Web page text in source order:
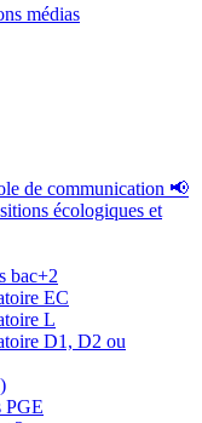
médias
de communication 📢
écologiques et
bac+2
EC
L
D1, D2 ou
PGE